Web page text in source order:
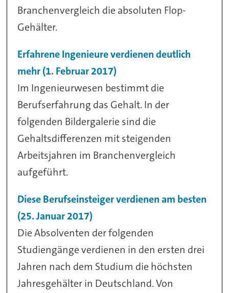
Branchenvergleich die absoluten Flop-
Gehälter.
Erfahrene Ingenieure verdienen deutlich
mehr (1. Februar 2017)
Im Ingenieurwesen bestimmt die
Berufserfahrung das Gehalt. In der
folgenden Bildergalerie sind die
Gehaltsdifferenzen mit steigenden
Arbeitsjahren im Branchenvergleich
aufgeführt.
Diese Berufseinsteiger verdienen am besten
(25. Januar 2017)
Die Absolventen der folgenden
Studiengänge verdienen in den ersten drei
Jahren nach dem Studium die höchsten
Jahresgehälter in Deutschland. Von